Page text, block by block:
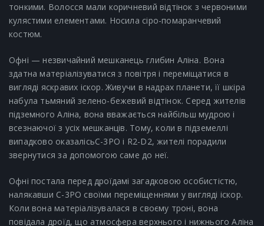
тонкими. Волосся мали коричневий відтінок з червоними
кулястими елементами. Носила сіро-помаранчевий
костюм.
Офні — незвичайний мешканець глибин Аліна. Вона
здатна матеріалізуватися з повітря і переміщатися в
вигляді яскравих іскор. Живучи в надрах планети, її шкіра
набула тьмяний зелено-бежевий відтінок. Серед жителів
підземного Аліна, вона вважається найбільш мудрою і
всезнаючої з усіх мешканців. Тому, коли в підземеллі
випадково оказалісьC-3PO і R2-D2, жителі порадили
звернутися за допомогою саме до неї.
Офні постала перед дроїдамі загадковою особистістю,
налякавши C-3PO своїми переміщеннями у вигляді іскор.
Коли вона матеріалізувалася в своєму троні, вона
повідала дроїд, що атмосфера верхнього і нижнього Аліна